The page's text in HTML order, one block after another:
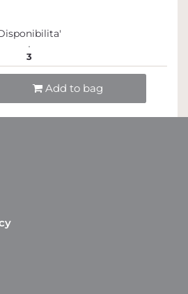
3
Add to bag